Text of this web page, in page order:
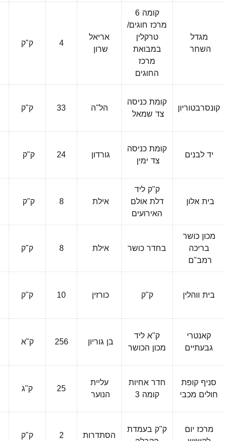
מגדל
השחר
קומה 6
מרכז חוגים/
טרקלין
במבואת
מרכז
החוגים
אריאל
שרון 4 ק"ק
קונסרבטוריון קומת כניסה
צד שמאל הל"ה 33 ק"ק
יד לבנים קומת כניסה
צד ימין גורדון 24 ק"ק
בית אלון
ק"ק ליד
דלת אולם
האירועים
אילת 8 ק"ק
מכון כושר
בריכה
רמב"ם
בחדר כושר אילת 8 ק"ק
בית ווהלין ק"ק כורזין 10 ק"ק
קאנטרי
גבעתיים
ק"א ליד
מכון הכושר בן גוריון 256 ק"א
סניף קופת
חולים מכבי
חדר אחיות
קומה 3
עליית
הנוער 25 ק"ג
מרכז יום
ק"ק בעמדת הסתדרות 2 ק"ק